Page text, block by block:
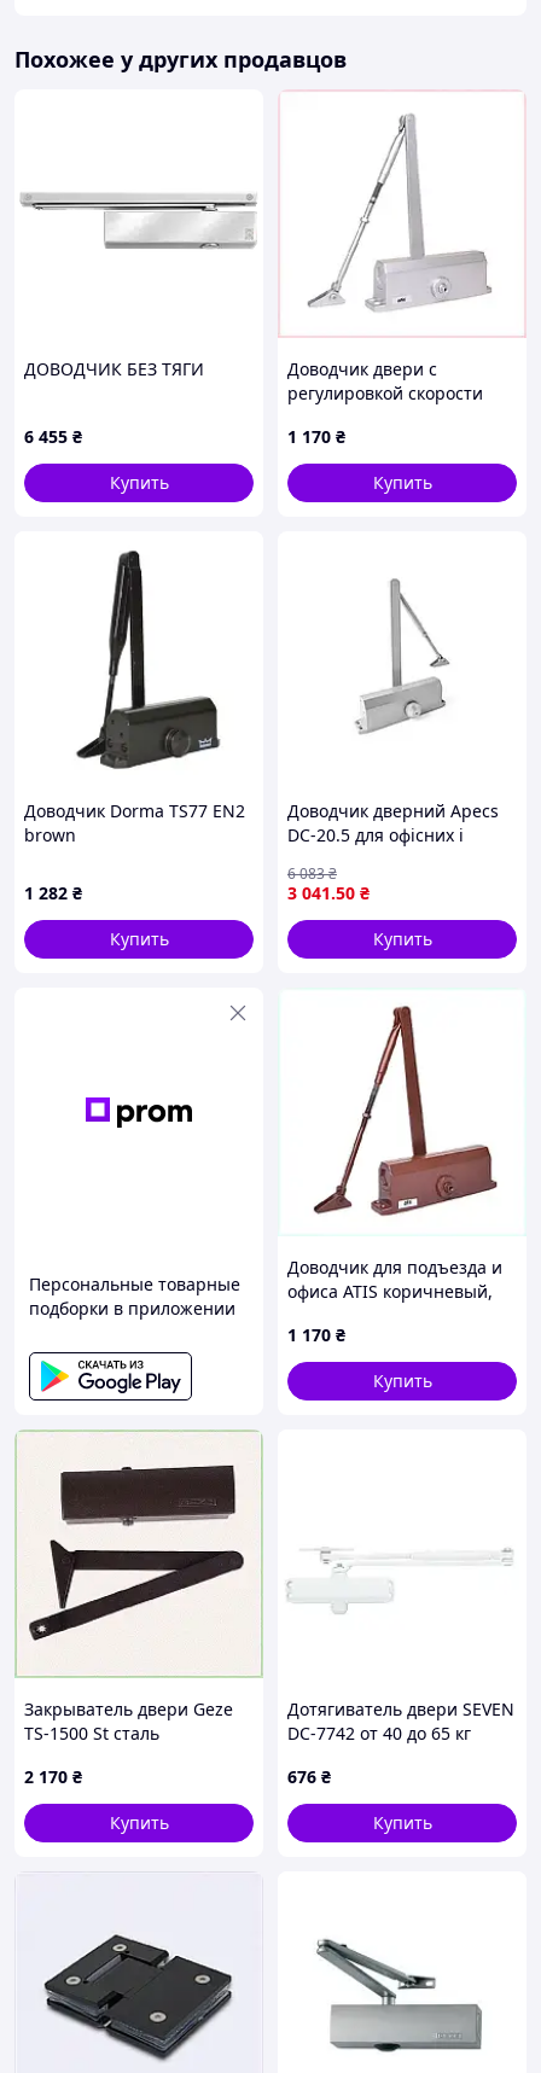
Похожее у других продавцов
ДОВОДЧИК БЕЗ ТЯГИ
6 455 ₴
Купить
Доводчик двери с
регулировкой скорости
1 170 ₴
Купить
Доводчик Dorma TS77 EN2
brown
1 282 ₴
Купить
Доводчик дверний Apecs
DC-20.5 для офісних і
функцією самозачинення
срібло
3 041.50 ₴
6 083₴
Купить
Персональные товарные
подборки в приложении
Доводчик для подъезда и
офиса ATIS коричневый,
1 170 ₴
Купить
Закрыватель двери Geze
TS-1500 St сталь
2 170 ₴
Купить
Дотягиватель двери SEVEN
DC-7742 от 40 до 65 кг
676 ₴
Купить